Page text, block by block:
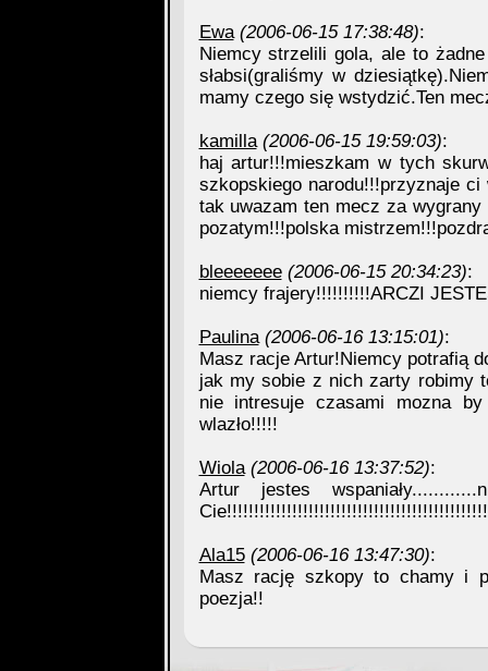
Ewa (2006-06-15 17:38:48):
Niemcy strzelili gola, ale to
słabsi(graliśmy w
mamy czego się wstydzić.Ten
kamilla (2006-06-15 19:59:03):
haj artur!!!mieszkam w tych
szkopskiego narodu!!!przyznaje
tak uwazam ten mecz za
pozatym!!!polska
bleeeeeee (2006-06-15 20:34:23):
niemcy frajery!!!!!!!!!!ARCZI
Paulina (2006-06-16 13:15:01):
Masz racje Artur!Niemcy potrafią
jak my sobie z nich zarty robimy
nie intresuje czasami mozna
wlazło!!!!!
Wiola (2006-06-16 13:37:52):
Artur jestes
Cie!!!!!!!!!!!!!!!!!!!!!!!!!!!!!!!!!!!!!!!!!!!!!!!!
Ala15 (2006-06-16 13:47:30):
Masz rację szkopy to chamy i
poezja!!